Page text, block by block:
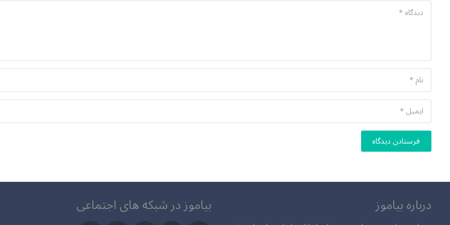
فرستادن دیدگاه
درباره بیاموز بیاموز در شبکه های اجتماعی